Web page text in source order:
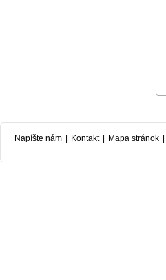
Napíšte nám | Kontakt | Mapa stránok |